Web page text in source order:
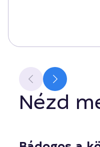
Nézd